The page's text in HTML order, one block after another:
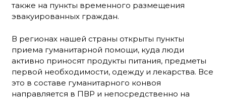
также на пункты временного размещения
эвакуированных граждан.
В регионах нашей страны открыты пункты
приема гуманитарной помощи, куда люди
активно приносят продукты питания, предметы
первой необходимости, одежду и лекарства. Все
это в составе гуманитарного конвоя
направляется в ПВР и непосредственно на